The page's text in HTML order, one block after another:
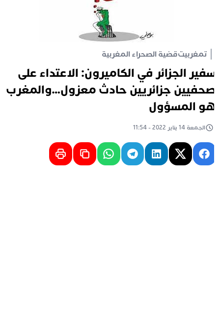
تمغربيتقضية الصحراء المغربية
الجزائر في الكاميرون: الاعتداء على
جزائريين حادث معزول…والمغرب
المسؤول
الجمعة 14 يناير 2022 - 11:54